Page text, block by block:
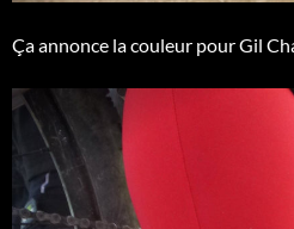
Ça annonce la couleur pour Gil